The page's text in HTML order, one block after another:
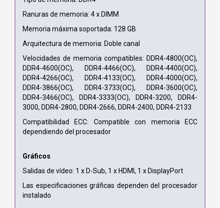
Ranuras de memoria: 4 x DIMM
Memoria máxima soportada: 128 GB
Arquitectura de memoria: Doble canal
Velocidades de memoria compatibles: DDR4-4800(OC),
DDR4-4600(OC), DDR4-4466(OC), DDR4-4400(OC),
DDR4-4266(OC), DDR4-4133(OC), DDR4-4000(OC),
DDR4-3866(OC), DDR4-3733(OC), DDR4-3600(OC),
DDR4-3466(OC), DDR4-3333(OC), DDR4-3200, DDR4-
3000, DDR4-2800, DDR4-2666, DDR4-2400, DDR4-2133
Compatibilidad ECC: Compatible con memoria ECC
dependiendo del procesador
Gráficos
Salidas de vídeo: 1 x D-Sub, 1 x HDMI, 1 x DisplayPort
Las especificaciones gráficas dependen del procesador
instalado